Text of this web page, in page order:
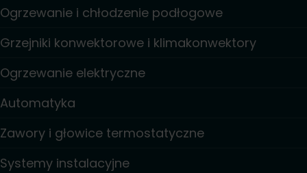
Ogrzewanie i chłodzenie podłogowe
Grzejniki konwektorowe i klimakonwektory
Ogrzewanie elektryczne
Automatyka
Zawory i głowice termostatyczne
Systemy instalacyjne